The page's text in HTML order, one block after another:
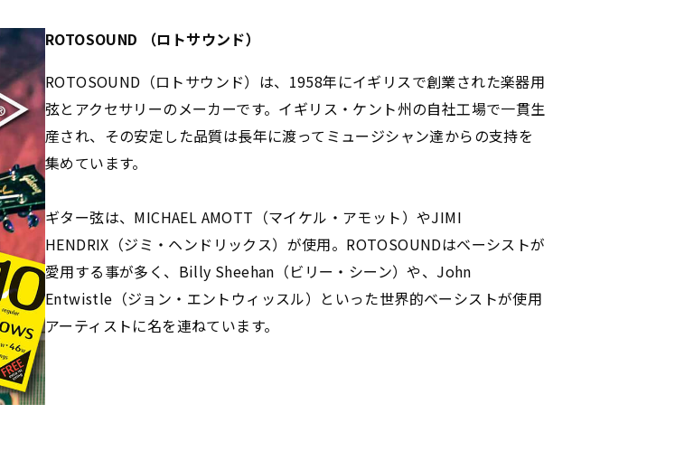
ROTOSOUND （ロトサウンド）
ROTOSOUND（ロトサウンド）は、1958年にイギリスで創業された楽器用
弦とアクセサリーのメーカーです。イギリス・ケント州の自社工場で一貫生
産され、その安定した品質は長年に渡ってミュージシャン達からの支持を
集めています。
ギター弦は、MICHAEL AMOTT（マイケル・アモット）やJIMI
HENDRIX（ジミ・ヘンドリックス）が使用。ROTOSOUNDはベーシストが
愛用する事が多く、Billy Sheehan（ビリー・シーン）や、John
Entwistle（ジョン・エントウィッスル）といった世界的ベーシストが使用
アーティストに名を連ねています。